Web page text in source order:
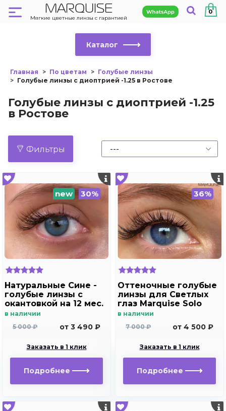
MARQUISE
Мягкие цветные линзы с гарантией
0
Каталог
Главная По цветам
Голубые линзы
Голубые линзы с диоптрией -1.25 в Ростове
Голубые линзы с диоптрией -1.25
в Ростове
Фильтры
new 30%
Натуральные Сине -
голубые линзы c
окантовкой на 12 мес.
Marquise essvase Blue
в наличии
5 000 ₽
от 3 490 ₽
Заказать в 1 клик
Подробнее
36%
Оттеночные голубые
линзы для Светлых
глаз Marquise Solo
blue для
близорукости
в наличии
7 000 ₽
от 4 500 ₽
Заказать в 1 клик
Подробнее